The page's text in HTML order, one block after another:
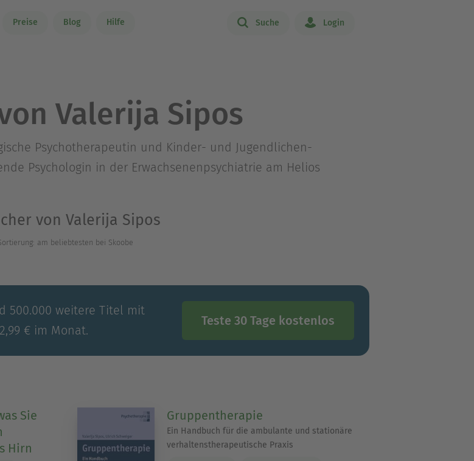
Preise Blog Hilfe Suche Login
Valerija Sipos
Psychotherapeutin und Kinder- und Jugendlichen-
Psychologin in der Erwachsenenpsychiatrie am Helios
von Valerija Sipos
am beliebtesten bei Skoobe
500.000 weitere Titel mit
€ im Monat.
Teste 30 Tage kostenlos
Sie
Hirn
Gruppentherapie
Ein Handbuch für die ambulante und stationäre
verhaltenstherapeutische Praxis